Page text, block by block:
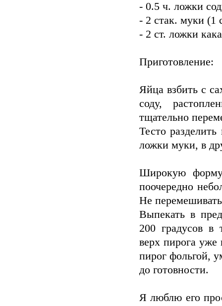
- 0.5 ч. ложки
- 2 стак. муки (1
- 2 ст. ложки
Приготовление:
Яйца взбить с
соду,
тщательно
Тесто
ложки муки, в
Широкую
поочередно
Не
Выпекать в
200 градусов в
верх пирога уже
пирог фольгой,
до готовности.
Я люблю его